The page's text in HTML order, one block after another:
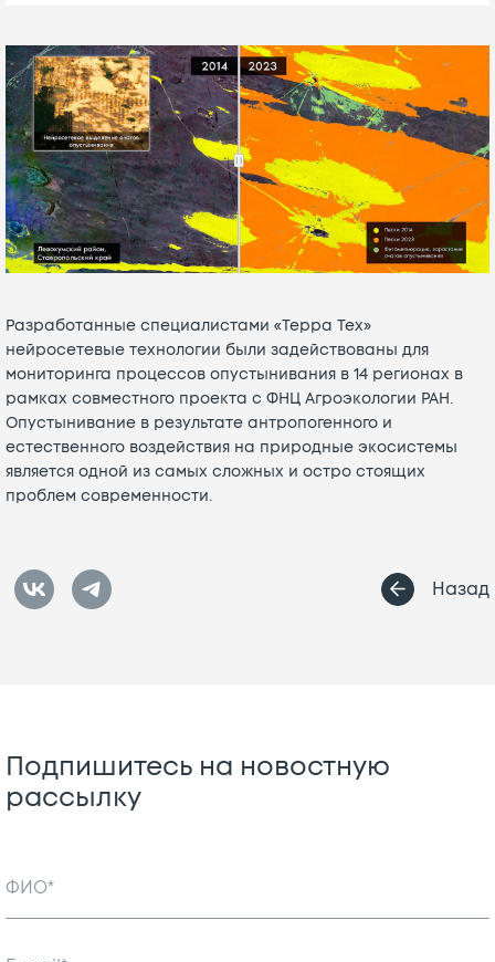
Разработанные специалистами «Терра Тех»
нейросетевые технологии были задействованы для
мониторинга процессов опустынивания в 14 регионах в
рамках совместного проекта с ФНЦ Агроэкологии РАН.
Опустынивание в результате антропогенного и
естественного воздействия на природные экосистемы
является одной из самых сложных и остро стоящих
проблем современности.
Назад
Подпишитесь на новостную
рассылку
ФИО*